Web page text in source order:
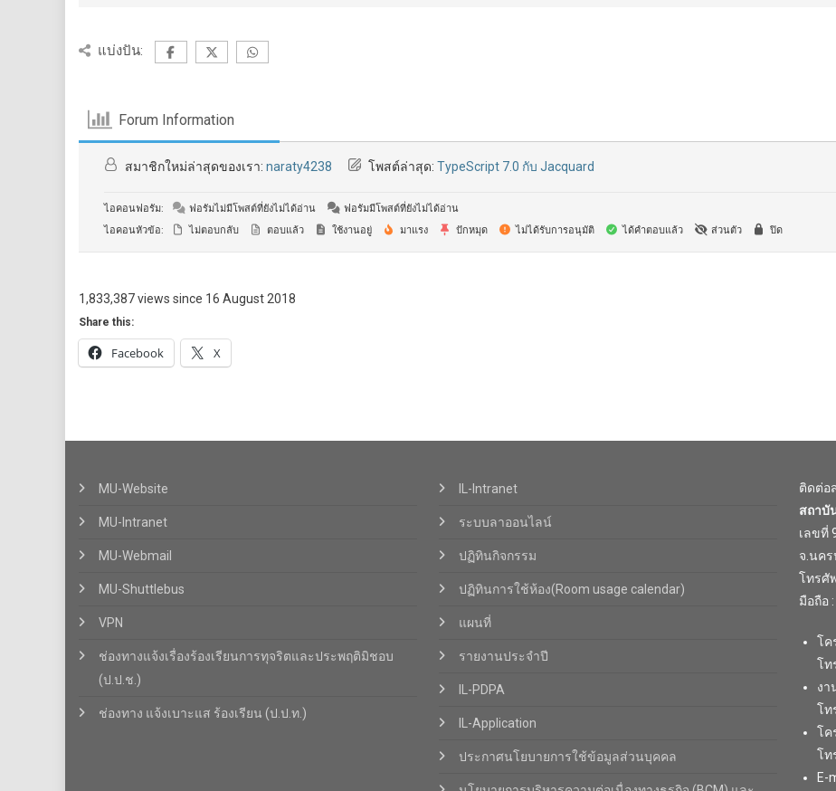
แบ่งปัน:
Forum Information
สมาชิกใหม่ล่าสุดของเรา: naraty4238 โพสต์ล่าสุด: TypeScript 7.0 กับ Jacquard
ไอคอนฟอรัม: ฟอรัมไม่มีโพสต์ที่ยังไม่ได้อ่าน
ฟอรัมมีโพสต์ที่ยังไม่ได้อ่าน
ไอคอนหัวข้อ:
ไม่ตอบกลับ ตอบแล้ว ใช้งานอยู่ มาแรง ปักหมุด ไม่ได้รับการอนุมัติ ได้คำตอบแล้ว ส่วนตัว ปิด
1,833,387 views since 16 August 2018
Share this:
Facebook X
MU-Website
MU-Intranet
MU-Webmail
MU-Shuttlebus
VPN
ช่องทางแจ้งเรื่องร้องเรียนการทุจริตและประพฤติมิชอบ
(ป.ป.ช.)
ช่องทาง แจ้งเบาะแส ร้องเรียน (ป.ป.ท.)
IL-Intranet
ระบบลาออนไลน์
ปฏิทินกิจกรรม
ปฏิทินการใช้ห้อง(Room usage calendar)
แผนที่
รายงานประจำปี
IL-PDPA
IL-Application
ประกาศนโยบายการใช้ข้อมูลส่วนบุคคล
ติดต่อ
สถาบั
เลขที่
จ.นคร
โทรศั
มือถือ
โค
โท
งา
โท
โค
โท
E-